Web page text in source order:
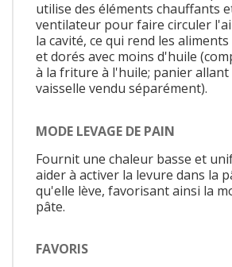
utilise des éléments chauffants
ventilateur pour faire circuler
la cavité, ce qui rend les
et dorés avec moins d'huile
à la friture à l'huile; panier allant
vaisselle vendu séparément).
MODE LEVAGE DE PAIN
Fournit une chaleur basse et
aider à activer la levure dans la
qu'elle lève, favorisant ainsi la
pâte.
FAVORIS